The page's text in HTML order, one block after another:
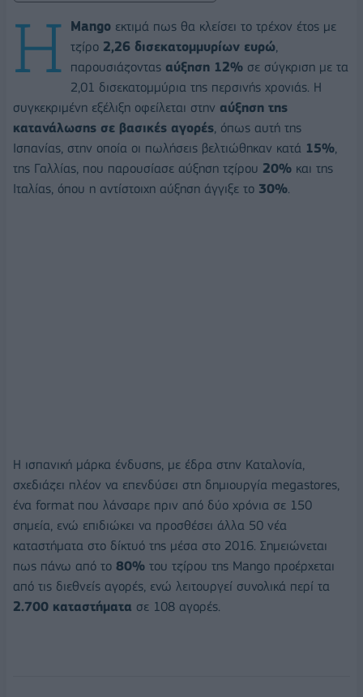
Η Mango εκτιμά πως θα κλείσει το τρέχον έτος με
τζίρο 2,26 δισεκατομμυρίων ευρώ
παρουσιάζοντας αύξηση 12% σε σύγκριση με τα
2,01 δισεκατομμύρια της περσινής χρονιάς. Η
συγκεκριμένη εξέλιξη οφείλεται στην αύξηση της
κατανάλωσης σε βασικές αγορές , όπως αυτή της
Ισπανίας, στην οποία οι πωλήσεις βελτιώθηκαν κατά 15%
της Γαλλίας, που παρουσίασε αύξηση τζίρου 20% και της
Ιταλίας, όπου η αντίστοιχη αύξηση άγγιξε το 30%.
Η ισπανική μάρκα ένδυσης, με έδρα στην Καταλονία,
σχεδιάζει πλέον να επενδύσει στη δημιουργία megastores,
ένα format που λάνσαρε πριν από δύο χρόνια σε 150
σημεία, ενώ επιδιώκει να προσθέσει άλλα 50 νέα
καταστήματα στο δίκτυό της μέσα στο 2016. Σημειώνεται
πως πάνω από το 80% του τζίρου της Mango προέρχεται
από τις διεθνείς αγορές, ενώ λειτουργεί συνολικά περί τα
2.700 καταστήματα σε 108 αγορές.